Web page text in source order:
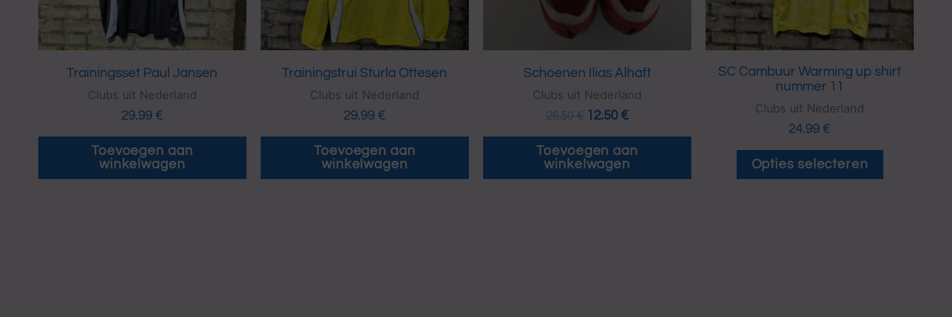
Trainingsset Paul Jansen
Clubs uit Nederland
29.99 €
Toevoegen aan
winkelwagen
Trainingstrui Sturla Ottesen
Clubs uit Nederland
29.99 €
Toevoegen aan
winkelwagen
Schoenen Ilias Alhaft
Clubs uit Nederland
26.50€ 12.50 €
Toevoegen aan
winkelwagen
SC Cambuur Warming up shirt
nummer 11
Clubs uit Nederland
24.99 €
Opties selecteren
gekozen
op
de
productpagina